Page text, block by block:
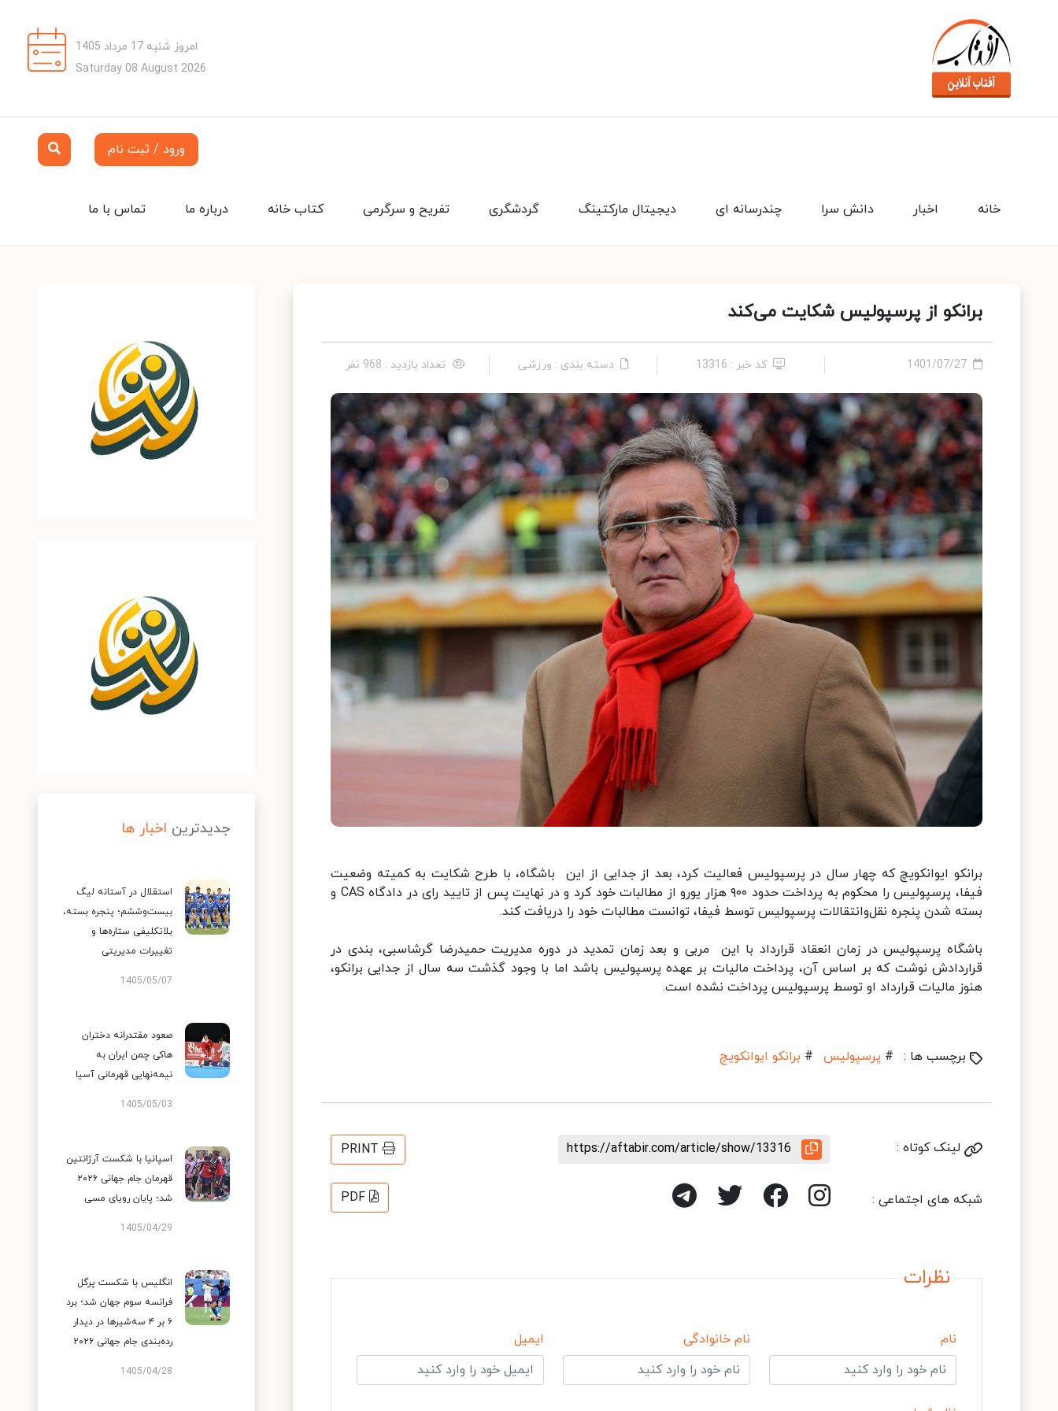
امروز شنبه 17 مرداد 1405
Saturday 08 August 2026
ورود / ثبت نام
تماس با ما درباره ما کتاب خانه تفریح و سرگرمی گردشگری دیجیتال مارکتینگ چندرسانه ای دانش سرا اخبار خانه
برانکو از پرسپولیس شکایت می‌کند
1401/07/27 کد خبر : 13316 دسته بندی : ورزشی تعداد بازدید : 968 نفر
برانکو ایوانکویچ که چهار سال در پرسپولیس فعالیت کرد، بعد از جدایی از این باشگاه، با طرح شکایت به کمیته وضعیت
فیفا، پرسپولیس را محکوم به پرداخت حدود ۹۰۰ هزار یورو از مطالبات خود کرد و در نهایت پس از تایید رای در دادگاه CAS و
بسته شدن پنجره نقل‌وانتقالات پرسپولیس توسط فیفا، توانست مطالبات خود را دریافت کند.
باشگاه پرسپولیس در زمان انعقاد قرارداد با این مربی و بعد زمان تمدید در دوره مدیریت حمیدرضا گرشاسبی، بندی در
قراردادش نوشت که بر اساس آن، پرداخت مالیات بر عهده پرسپولیس باشد اما با وجود گذشت سه سال از جدایی برانکو،
هنوز مالیات قرارداد او توسط پرسپولیس پرداخت نشده است.
برچسب ها : # پرسپولیس # برانکو ایوانکویچ
لینک کوتاه : https://aftabir.com/article/show/13316
PRINT
شبکه های اجتماعی : PDF
نظرات
نام نام خانوادگی ایمیل
جدیدترین اخبار ها
استقلال در آستانه لیگ
بیست‌وششم؛ پنجره بسته،
بلاتکلیفی ستاره‌ها و
تغییرات مدیریتی
1405/05/07
صعود مقتدرانه دختران
هاکی چمن ایران به
نیمه‌نهایی قهرمانی آسیا
1405/05/03
اسپانیا با شکست آرژانتین
قهرمان جام جهانی ۲۰۲۶
شد؛ پایان رویای مسی
1405/04/29
انگلیس با شکست پرگل
فرانسه سوم جهان شد؛ برد
۶ بر ۴ سه‌شیرها در دیدار
رده‌بندی جام جهانی ۲۰۲۶
1405/04/28